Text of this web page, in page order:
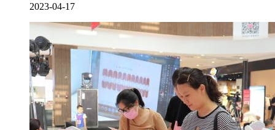
2023-04-17